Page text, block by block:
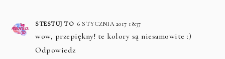
STESTUJ TO 6 STYCZNIA 2017 18:37
wow, przepiękny! te kolory są niesamowite :)
Odpowiedz